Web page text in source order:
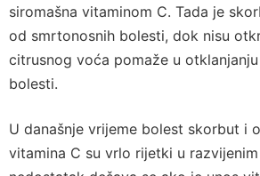
siromašna vitaminom C. Tada je
od smrtonosnih bolesti, dok nisu
citrusnog voća pomaže u
bolesti.
U današnje vrijeme bolest skorbut i
vitamina C su vrlo rijetki u